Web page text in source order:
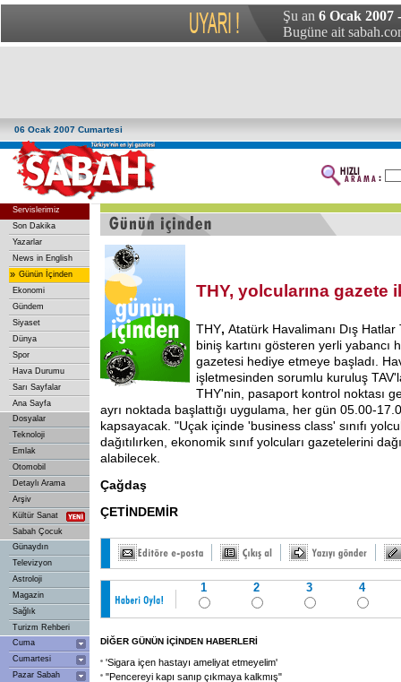
Şu an 6 Ocak 2007
Bugüne ait
06 Ocak 2007 Cumartesi
Servislerimiz
Son Dakika
Yazarlar
News in English
» Günün İçinden
Ekonomi
Gündem
Siyaset
Dünya
Spor
Hava Durumu
Sarı Sayfalar
Ana Sayfa
Dosyalar
Teknoloji
Emlak
Otomobil
Detaylı Arama
Arşiv
Kültür Sanat
Sabah Çocuk
Günaydın
Televizyon
Astroloji
Magazin
Sağlık
Turizm Rehberi
Cuma
Cumartesi
Pazar Sabah
THY, yolcularına gazete
THY, Atatürk Havalimanı Dış
biniş kartını gösteren yerli yabancı
gazetesi hediye etmeye başladı.
işletmesinden sorumlu kuruluş
THY'nin, pasaport kontrol noktası
ayrı noktada başlattığı uygulama, her gün 05.00-
kapsayacak. "Uçak içinde 'business class' sınıfı
dağıtılırken, ekonomik sınıf yolcuları gazetelerini
alabilecek.
Çağdaş
ÇETİNDEMİR
1 2 3 4
DİĞER GÜNÜN İÇİNDEN HABERLERİ
'Sigara içen hastayı ameliyat etmeyelim'
"Pencereyi kapı sanıp çıkmaya kalkmış"